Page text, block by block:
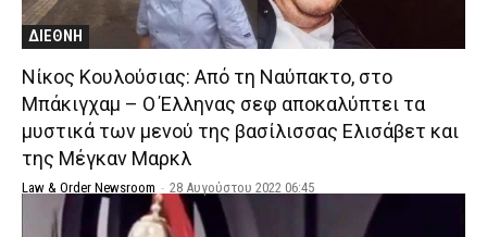
ΔΙΕΘΝΗ
Νίκος Κουλούσιας: Από τη Ναύπακτο, στο
Μπάκιγχαμ – Ο Έλληνας σεφ αποκαλύπτει τα
μυστικά των μενού της βασίλισσας Ελισάβετ και
της Μέγκαν Μαρκλ
Law & Order Newsroom - 28 Αυγούστου 2022 06:45